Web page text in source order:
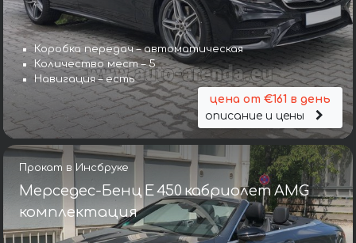
Коробка передач – автоматическая
Количество мест – 5
Навигация – есть
цена от €161 в день
описание и цены
Прокат в Инсбруке
Мерседес-Бенц E 450 кабриолет AMG
комплектация